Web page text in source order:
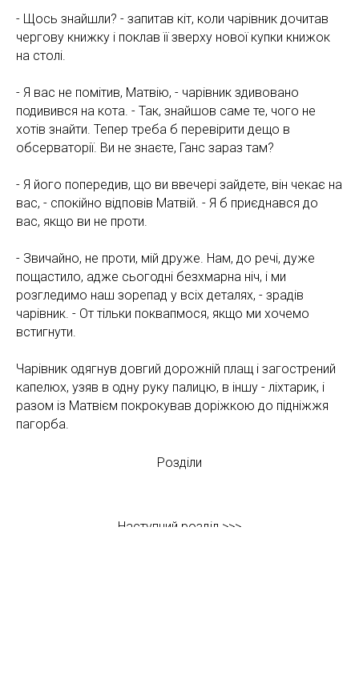
- Щось знайшли? - запитав кіт, коли чарівник дочитав
чергову книжку і поклав її зверху нової купки книжок
на столі.
- Я вас не помітив, Матвію, - чарівник здивовано
подивився на кота. - Так, знайшов саме те, чого не
хотів знайти. Тепер треба б перевірити дещо в
обсерваторії. Ви не знаєте, Ганс зараз там?
- Я його попередив, що ви ввечері зайдете, він чекає на
вас, - спокійно відповів Матвій. - Я б приєднався до
вас, якщо ви не проти.
- Звичайно, не проти, мій друже. Нам, до речі, дуже
пощастило, адже сьогодні безхмарна ніч, і ми
розгледимо наш зорепад у всіх деталях, - зрадів
чарівник. - От тільки поквапмося, якщо ми хочемо
встигнути.
Чарівник одягнув довгий дорожній плащ і загострений
капелюх, узяв в одну руку палицю, в іншу - ліхтарик, і
разом із Матвієм покрокував доріжкою до підніжжя
пагорба.
Розділи
Наступний розділ >>>